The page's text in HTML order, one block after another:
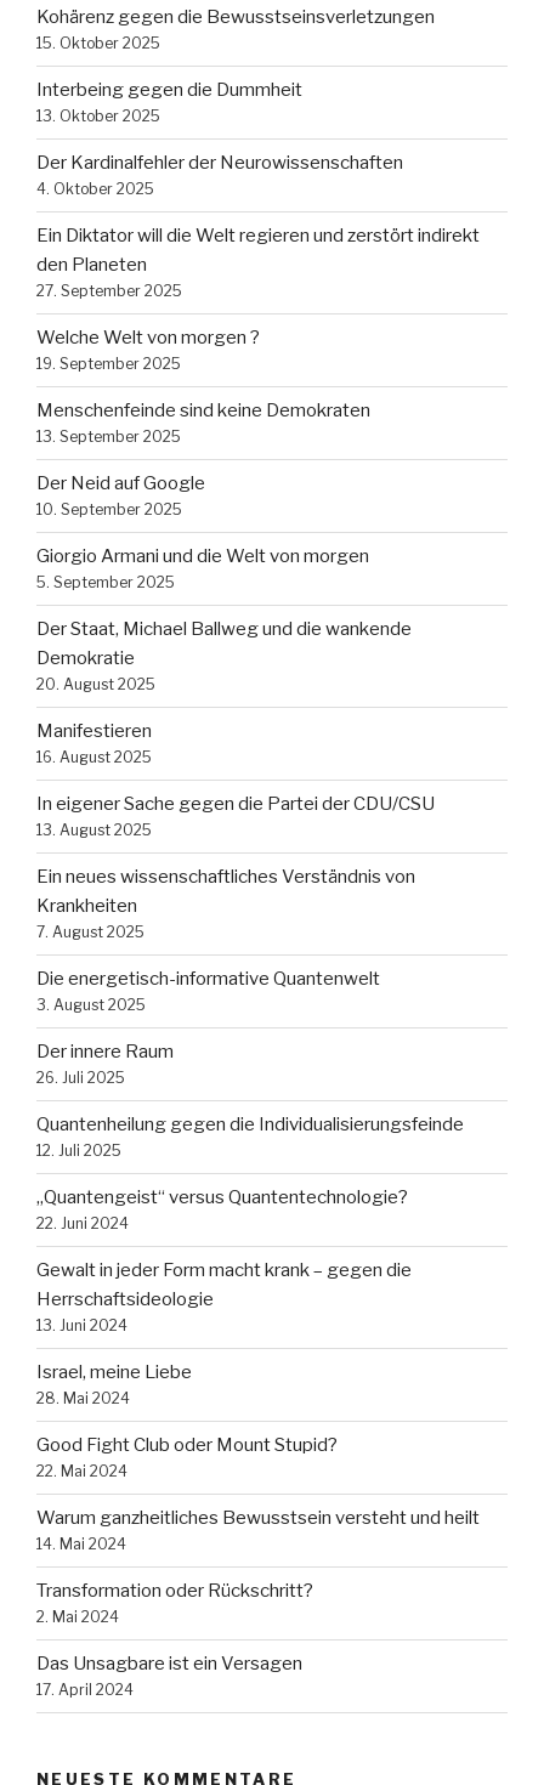
Kohärenz gegen die Bewusstseinsverletzungen
15. Oktober 2025
Interbeing gegen die Dummheit
13. Oktober 2025
Der Kardinalfehler der Neurowissenschaften
4. Oktober 2025
Ein Diktator will die Welt regieren und zerstört indirekt
den Planeten
27. September 2025
Welche Welt von morgen ?
19. September 2025
Menschenfeinde sind keine Demokraten
13. September 2025
Der Neid auf Google
10. September 2025
Giorgio Armani und die Welt von morgen
5. September 2025
Der Staat, Michael Ballweg und die wankende
Demokratie
20. August 2025
Manifestieren
16. August 2025
In eigener Sache gegen die Partei der CDU/CSU
13. August 2025
Ein neues wissenschaftliches Verständnis von
Krankheiten
7. August 2025
Die energetisch-informative Quantenwelt
3. August 2025
Der innere Raum
26. Juli 2025
Quantenheilung gegen die Individualisierungsfeinde
12. Juli 2025
„Quantengeist“ versus Quantentechnologie?
22. Juni 2024
Gewalt in jeder Form macht krank – gegen die
Herrschaftsideologie
13. Juni 2024
Israel, meine Liebe
28. Mai 2024
Good Fight Club oder Mount Stupid?
22. Mai 2024
Warum ganzheitliches Bewusstsein versteht und heilt
14. Mai 2024
Transformation oder Rückschritt?
2. Mai 2024
Das Unsagbare ist ein Versagen
17. April 2024
NEUESTE KOMMENTARE